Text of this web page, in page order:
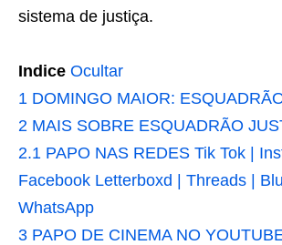
sistema de justiça.
Indice Ocultar
1 DOMINGO MAIOR:
2 MAIS SOBRE ESQUADRÃO
2.1 PAPO NAS REDES Tik Tok |
Facebook Letterboxd | Threads |
WhatsApp
3 PAPO DE CINEMA NO